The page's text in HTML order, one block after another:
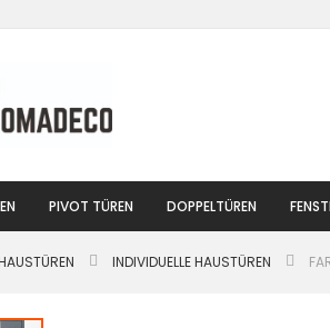
PIVOT TÜREN DOPPELTÜREN
INDIVIDUELLE HAUSTÜREN